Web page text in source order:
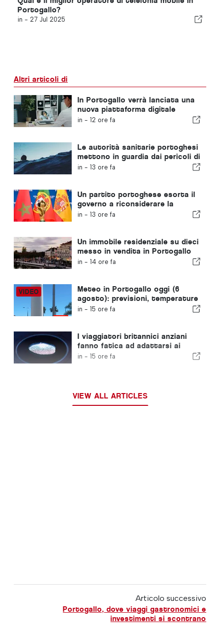
Portogallo?
in - 27 Jul 2025
Altri articoli di
In Portogallo verrà lanciata una
nuova piattaforma digitale
dedicata alla sanità
in - 12 ore fa
Le autorità sanitarie portoghesi
mettono in guardia dai pericoli di
annegamento
in - 13 ore fa
Un partito portoghese esorta il
governo a riconsiderare la
candidatura del Marocco a
in - 13 ore fa
Un immobile residenziale su dieci
messo in vendita in Portogallo
viene venduto in meno di una
in - 14 ore fa
Meteo in Portogallo oggi (6
agosto): previsioni, temperature
e cosa aspettarsi
in - 15 ore fa
I viaggiatori britannici anziani
fanno fatica ad adattarsi ai
nuovi controlli delle impronte
in - 15 ore fa
VIEW ALL ARTICLES
Articolo successivo
Portogallo, dove viaggi gastronomici e
investimenti si scontrano